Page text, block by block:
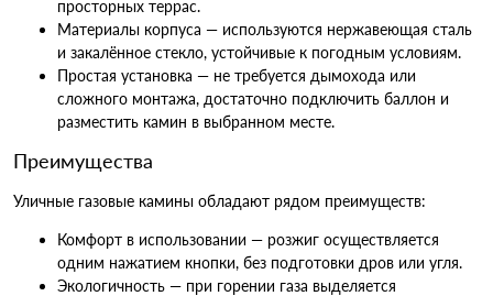
просторных террас.
Материалы корпуса — используются нержавеющая сталь
и закалённое стекло, устойчивые к погодным условиям.
Простая установка — не требуется дымохода или
сложного монтажа, достаточно подключить баллон и
разместить камин в выбранном месте.
Преимущества
Уличные газовые камины обладают рядом преимуществ:
Комфорт в использовании — розжиг осуществляется
одним нажатием кнопки, без подготовки дров или угля.
Экологичность — при горении газа выделяется